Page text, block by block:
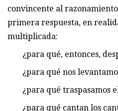
convincente al
primera respuesta, en
multiplicada:
¿para qué, entonces,
¿para qué nos
¿para qué traspasamos
¿para qué cantan los